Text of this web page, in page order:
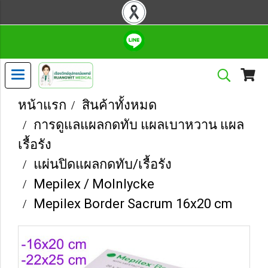
หน้าแรก
สินค้าทั้งหมด
การดูแลแผลกดทับ แผลเบาหวาน แผล
เรื้อรัง
แผ่นปิดแผลกดทับ/เรื้อรัง
Mepilex / Molnlycke
Mepilex Border Sacrum 16x20 cm